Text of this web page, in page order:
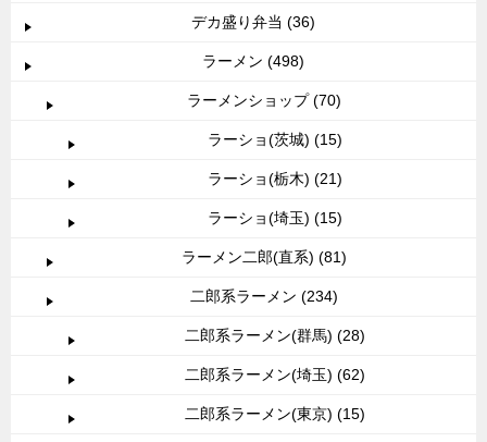
デカ盛り弁当 (36)
ラーメン (498)
ラーメンショップ (70)
ラーショ(茨城) (15)
ラーショ(栃木) (21)
ラーショ(埼玉) (15)
ラーメン二郎(直系) (81)
二郎系ラーメン (234)
二郎系ラーメン(群馬) (28)
二郎系ラーメン(埼玉) (62)
二郎系ラーメン(東京) (15)